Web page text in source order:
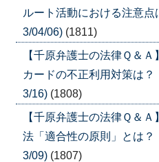
ルート活動における注意
3/04/06) (1811)
【千原弁護士の法律Ｑ＆
カードの不正利用対策は
3/16) (1808)
【千原弁護士の法律Ｑ＆
法「適合性の原則」とは
3/09) (1807)